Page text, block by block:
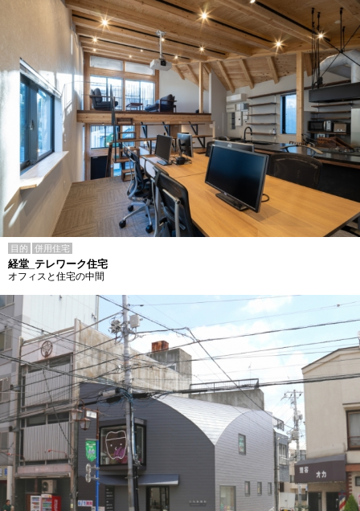
目的 併用住宅
経堂_テレワーク住宅
オフィスと住宅の中間